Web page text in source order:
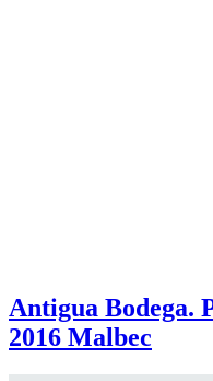
Antigua Bodega.
2016 Malbec